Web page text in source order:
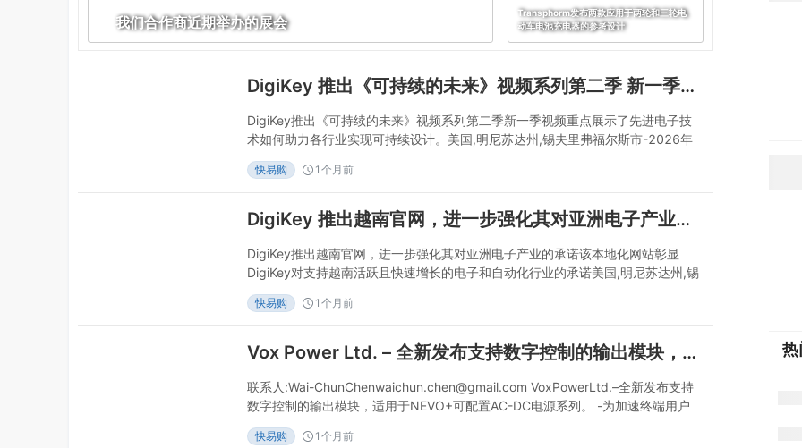
我们合作商近期举办的展会
Transphorm发布两款应用于两轮和三轮电
动车电池充电器的参考设计
DigiKey 推出《可持续的未来》视频系列第二季 新一季视频重点展示了先进电子技术如何助力各行业实现可持续设计。
DigiKey推出《可持续的未来》视频系列第二季新一季视频重点展示了先进电子技
术如何助力各行业实现可持续设计。美国,明尼苏达州,锡夫里弗福尔斯市-2026年
06月24日DigiKey推出《可持续未来》视频系列第二季，深入探讨高效电源系统背
后的元器件及技术。全球领先的电子元器件与自动化产品分销商DigiKey，日前宣
领域，先进电
快易购 1个月前
DigiKey 推出越南官网，进一步强化其对亚洲电子产业的承诺 该本地化网站彰显 DigiKey 对支持越南活跃且快速增长的电子和自动化行业的承诺
DigiKey推出越南官网，进一步强化其对亚洲电子产业的承诺该本地化网站彰显
DigiKey对支持越南活跃且快速增长的电子和自动化行业的承诺美国,明尼苏达州,锡
夫里弗福尔斯市-2026年06月08日DigiKey的新地区网站为越南不断成长的电子及
制造市场提供支持。全球领先的电子元器件和自动化产品分销商DigiKey日前宣布
对稳健
快易购 1个月前
Vox Power Ltd. – 全新发布支持数字控制的输出模块，适用于NEVO+可配置AC-DC电源系列。
联系人:Wai-ChunChenwaichun.chen@gmail.com VoxPowerLtd.–全新发布支持
数字控制的输出模块，适用于NEVO+可配置AC-DC电源系列。 -为加速终端用户
开发，并尽量减少其直接使用PMBus™时的复杂性，VoxPower同时发布了一款开
源数字开发套件，可通过VoxPower的Web界面工具，进行基于SCPI或Web的控
快易购 1个月前
热